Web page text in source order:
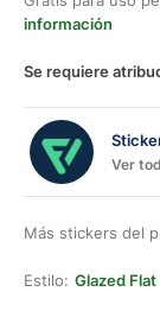
información
Se requiere
Ver
Más stickers del
Estilo: Glazed Flat